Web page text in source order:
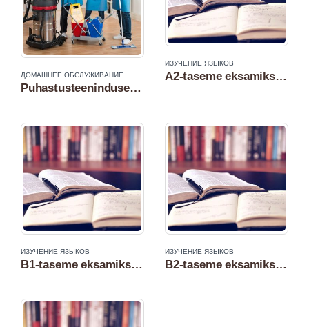
ДОМАШНЕЕ ОБСЛУЖИВАНИЕ
Puhastusteeninduse kursus
ИЗУЧЕНИЕ ЯЗЫКОВ
А2-taseme eksamiks ettevalmistav eesti keele kursus
ИЗУЧЕНИЕ ЯЗЫКОВ
B1-taseme eksamiks ettevalmistav eesti keele kursus
ИЗУЧЕНИЕ ЯЗЫКОВ
B2-taseme eksamiks ettevalmistav eesti keele kursus